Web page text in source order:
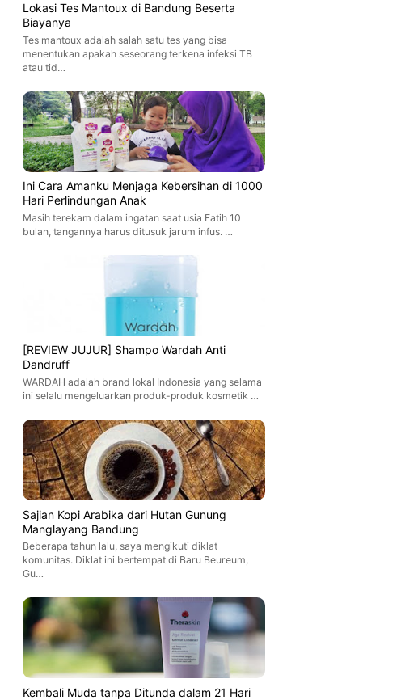
Lokasi Tes Mantoux di Bandung Beserta
Biayanya
Tes mantoux adalah salah satu tes yang bisa
menentukan apakah seseorang terkena infeksi TB
atau tid…
Ini Cara Amanku Menjaga Kebersihan di 1000
Hari Perlindungan Anak
Masih terekam dalam ingatan saat usia Fatih 10
bulan, tangannya harus ditusuk jarum infus. …
[REVIEW JUJUR] Shampo Wardah Anti
Dandruff
WARDAH adalah brand lokal Indonesia yang selama
ini selalu mengeluarkan produk-produk kosmetik …
Sajian Kopi Arabika dari Hutan Gunung
Manglayang Bandung
Beberapa tahun lalu, saya mengikuti diklat
komunitas. Diklat ini bertempat di Baru Beureum,
Gu…
Kembali Muda tanpa Ditunda dalam 21 Hari